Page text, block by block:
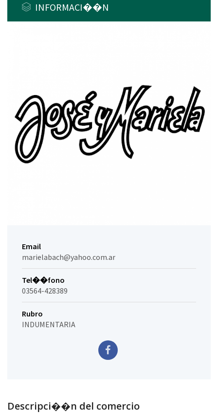
INFORMACI��N
Email
marielabach@yahoo.com.ar
Tel��fono
03564-428389
Rubro
INDUMENTARIA
Descripci��n del comercio